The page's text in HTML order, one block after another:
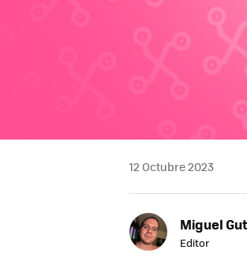
12 Octubre 2023
Miguel
Editor